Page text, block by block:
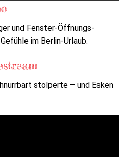
und Fenster-Öffnungs-
im Berlin-Urlaub.
stolperte – und Esken